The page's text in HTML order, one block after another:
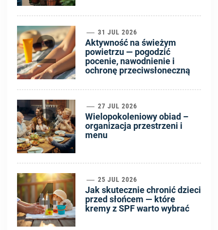
2 31 JUL 2026
Aktywność na świeżym
powietrzu — pogodzić
pocenie, nawodnienie i
ochronę przeciwsłoneczną
3 27 JUL 2026
Wielopokoleniowy obiad –
organizacja przestrzeni i
menu
4 25 JUL 2026
Jak skutecznie chronić dzieci
przed słońcem — które
kremy z SPF warto wybrać